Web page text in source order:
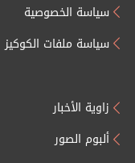
سياسة الخصوصية
سياسة ملفات الكوكيز
زاوية الأخبار
ألبوم الصور